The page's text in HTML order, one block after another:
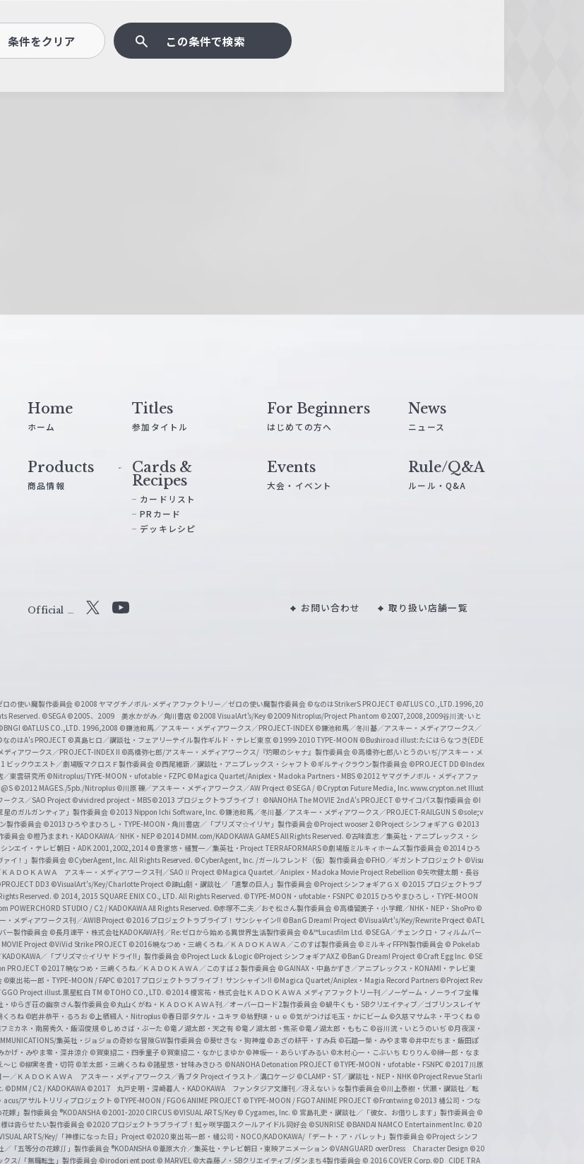
条件をクリア この条件で検索
Home
ホーム
Titles
参加タイトル
For Beginners
はじめての方へ
News
ニュース
Products
商品情報
Cards &
Recipes
カードリスト
PRカード
デッキレシピ
Events
大会・イベント
Rule/Q&A
ルール・Q&A
Official
b
e
O
f
f
i
c
i
a
l
C
h
a
n
n
e
l
お問い合わせ 取り扱い店舗一覧
の使い魔製作委員会 ©2008 ヤマグチノボル･メディアファクトリー／ゼロの使い魔製作委員会 ©なのはStrikerS PROJECT ©ATLUS CO.,LTD.1996,20
Reserved. ©SEGA ©2005、2009 美水かがみ／角川書店 ©2008 VisualArt's/Key ©2009 Nitroplus/Project Phantom ©2007,2008,2009谷川流･いと
©ATLUS CO.,LTD. 1996,2008 ©鎌池和馬／アスキー・メディアワークス／PROJECT-INDEX ©鎌池和馬／冬川基／アスキー・メディアワークス／
のはA's PROJECT ©真島ヒロ／講談社・フェアリーテイル製作ギルド・テレビ東京 ©1999-2010 TYPE-MOON ©Bushiroad illust:たにはらなつき(EDE
ィアワークス／PROJECT-INDEX II ©高橋弥七郎/アスキー・メディアワークス/『灼眼のシャナ』製作委員会 ©高橋弥七郎/いとうのいぢ/アスキー・メ
ビックウエスト／劇場版マクロスＦ製作委員会 ©西尾維新／講談社・アニプレックス・シャフト ©ギルティクラウン製作委員会 ©PROJECT DD ©Index
／東雲研究所 ©Nitroplus/TYPE-MOON・ufotable・FZPC ©Magica Quartet/Aniplex・Madoka Partners・MBS ©2012 ヤマグチノボル・メディアファ
©2012 MAGES./5pb./Nitroplus ©川原 礫／アスキー・メディアワークス／AW Project ©SEGA / ©Crypton Future Media, Inc. www.crypton.net Illust
ークス／SAO Project ©vividred project・MBS ©2013 プロジェクトラブライブ！ ©NANOHA The MOVIE 2nd A's PROJECT ©サイコパス製作委員会 ©I
のガルガンティア」製作委員会 ©2013 Nippon Ichi Software, Inc. ©鎌池和馬／冬川基／アスキー・メディアワークス／PROJECT-RAILGUN S ©sole;v
製作委員会 ©2013 ひろやまひろし・TYPE-MOON・角川書店／「プリズマ☆イリヤ」製作委員会©Project wooser 2 ©Project シンフォギアＧ ©2013
委員会 ©橙乃ままれ・KADOKAWA／NHK・NEP ©2014 DMM.com/KADOKAWA GAMES All Rights Reserved. ©古味直志／集英社・アニプレックス・シ
ンエイ・テレビ朝日・ADK 2001,2002,2014 ©貴家悠・橘賢一／集英社・Project TERRAFORMARS©劇場版ミルキィホームズ製作委員会 ©2014 ひろ
ァイ！」製作委員会 ©CyberAgent, Inc. All Rights Reserved. ©CyberAgent, Inc. /ガールフレンド（仮）製作委員会©FHO／ギガントプロジェクト ©Visu
ＡＤＯＫＡＷＡ アスキー・メディアワークス刊／SAOⅡ Project ©Magica Quartet／Aniplex・Madoka Movie Project Rebellion ©矢吹健太朗・長谷
DD3 ©VisualArt's/Key/Charlotte Project ©諫山創・講談社／「進撃の巨人」製作委員会 ©Project シンフォギアＧＸ ©2015 プロジェクトラブ
Reserved. © 2014, 2015 SQUARE ENIX CO., LTD. All Rights Reserved. ©TYPE-MOON・ufotable・FSNPC ©2015 ひろやまひろし・TYPE-MOON
POWERCHORD STUDIO / C2 / KADOKAWA All Rights Reserved. ©赤塚不二夫／おそ松さん製作委員会 ©高橋留美子・小学館／NHK・NEP・ShoPro ©
メディアワークス刊／AWIB Project ©2016 プロジェクトラブライブ！サンシャイン!! ©BanG Dream! Project ©VisualArt's/Key/Rewrite Project ©ATL
ー製作委員会 ©長月達平・株式会社KADOKAWA刊／Re:ゼロから始める異世界生活製作委員会 ©&™Lucasfilm Ltd. ©SEGA／チェンクロ・フィルムパー
Project ©ViVid Strike PROJECT ©2016 暁なつめ・三嶋くろね／ＫＡＤＯＫＡＷＡ／このすば製作委員会 ©ミルキィFFPN製作委員会 © Pokelab
／「プリズマ☆イリヤ ドライ!!」製作委員会 ©Project Luck & Logic ©Project シンフォギアAXZ ©BanG Dream! Project ©Craft Egg Inc. ©SE
PROJECT ©2017 暁なつめ・三嶋くろね／ＫＡＤＯＫＡＷＡ／このすば２製作委員会 ©GAINAX・中島かずき／アニプレックス・KONAMI・テレビ東
©東出祐一郎・TYPE-MOON / FAPC ©2017 プロジェクトラブライブ！サンシャイン!! ©Magica Quartet/Aniplex・Magia Record Partners ©Project Rev
Project illust.黒星紅白 TM ©TOHO CO., LTD. ©2014 榎宮祐・株式会社ＫＡＤＯＫＡＷＡ メディアファクトリー刊／ノーゲーム・ノーライフ全権
ゆらぎ荘の幽奈さん製作委員会©丸山くがね・ＫＡＤＯＫＡＷＡ刊／オーバーロード2製作委員会 ©蝸牛くも・SBクリエイティブ／ゴブリンスレイヤ
くろね ©岩井恭平・るろお ©上栖綴人・Nitroplus ©春日部タケル・ユキヲ ©枯野瑛・ｕｅ ©気がつけば毛玉・かにビーム ©久慈マサムネ・平つくね ©
ミカネ・南房秀久・飯沼俊規 ©しめさば・ぶーた ©竜ノ湖太郎・天之有 ©竜ノ湖太郎・焦茶 ©竜ノ湖太郎・ももこ ©谷川流・いとうのいぢ ©月夜涙・
集英社・ジョジョの奇妙な冒険GW製作委員会 ©葵せきな・狗神煌 ©あざの耕平・すみ兵 ©石踏一榮・みやま零 ©井中だちま・飯田ぽ
げ・みやま零・深井涼介 ©賀東招二・四季童子 ©賀東招二・なかじまゆか ©神坂一・あらいずみるい ©木村心一・こぶいち むりりん ©榊一郎・なま
～じ ©柳実冬貴・切符 ©羊太郎・三嶋くろね ©諸星悠・甘味みきひろ ©NANOHA Detonation PROJECT ©TYPE-MOON・ufotable・FSNPC ©2017 川原
／ＫＡＤＯＫＡＷＡ アスキー・メディアワークス／青ブタ Project イラスト／溝口ケージ ©CLAMP・ST／講談社・NEP・NHK ©Project Revue Starli
©DMM / C2 / KADOKAWA ©2017 丸戸史明・深崎暮人・KADOKAWA ファンタジア文庫刊／冴えない♭な製作委員会©川上泰樹・伏瀬・講談社／転
acus/アサルトリリィプロジェクト ©TYPE-MOON / FGO6 ANIME PROJECT ©TYPE-MOON / FGO7 ANIME PROJECT ©Frontwing ©2013 橘公司・つな
嫁」製作委員会 ®KODANSHA ©2001-2020 CIRCUS ©VISUAL ARTS/Key © Cygames, Inc. © 宮島礼吏・講談社／「彼女、お借りします」製作委員会 ©
は告らせたい製作委員会 ©2020 プロジェクトラブライブ！虹ヶ咲学園スクールアイドル同好会 ©SUNRISE ©BANDAI NAMCO Entertainment Inc. ©20
ARTS/Key/「神様になった日」Project ©2020 東出祐一郎・橘公司・NOCO/KADOKAWA/「デート・ア・バレット」製作委員会 ©Project シンフ
「五等分の花嫁∬」製作委員会 ®KODANSHA ©葦原大介／集英社・テレビ朝日・東映アニメーション ©VANGUARD overDress Character Design ©20
ス/「無職転生」製作委員会 ©irodori ent post © MARVEL ©大森藤ノ・SBクリエイティブ/ダンまち4製作委員会 © 2016 COVER Corp. ©D_CIDE TRA